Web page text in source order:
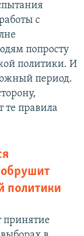
с
попросту
политики. И
период.
те правила
политики
принятие